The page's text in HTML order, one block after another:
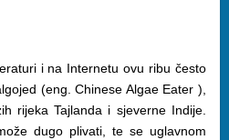
i na Internetu ovu ribu često
(eng. Chinese Algae Eater ),
rijeka Tajlanda i sjeverne Indije.
dugo plivati, te se uglavnom